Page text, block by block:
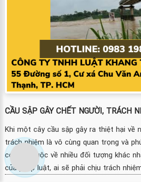
CẦU SẬP GÂY CHẾT NGƯỜI, TRÁCH
Khi một cây cầu sập gây ra thiệt hại về
trách nhiệm là vô cùng quan trọng và
có thể thuộc về nhiều đối tượng khác
của pháp luật, ai sẽ phải chịu trách